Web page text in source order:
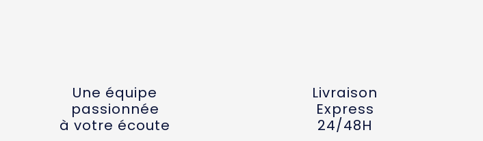
Une équipe
passionnée
à votre écoute
Livraison
Express
24/48H